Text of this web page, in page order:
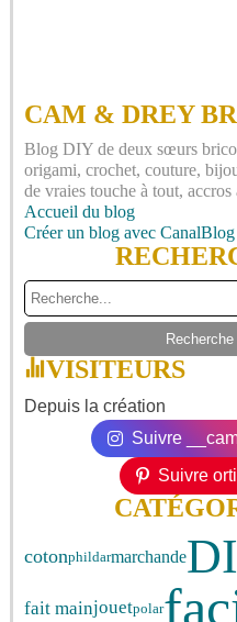
CAM & DREY
Blog DIY de deux sœurs
origami, crochet, couture,
de vraies touche à tout,
Accueil du blog
Créer un blog avec CanalBlog
VISITEURS
Depuis la création
Suivre
Suivre
cotonphildarmarchande
fait mainjouetpolar